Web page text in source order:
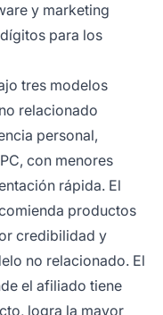
y marketing
para los
tres modelos
relacionado
personal,
con menores
rápida. El
productos
credibilidad y
no relacionado. El
el afiliado tiene
logra la mayor